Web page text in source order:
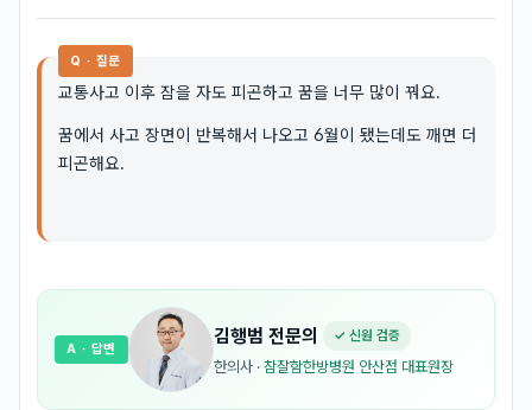
Q · 질문
교통사고 이후 잠을 자도 피곤하고 꿈을 너무 많이 꿔요.
꿈에서 사고 장면이 반복해서 나오고 6월이 됐는데도 깨면 더
피곤해요.
김행범 전문의 ✓ 신원 검증
한의사 · 참잘함한방병원 안산점 대표원장
A · 답변